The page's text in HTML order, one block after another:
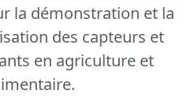
la démonstration et la
des capteurs et
en agriculture et